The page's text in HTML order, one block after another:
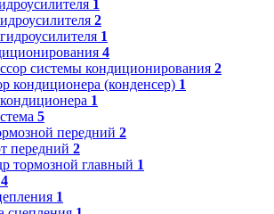
1
2
1
4
системы кондиционирования 2
кондиционера (конденсер) 1
1
5
передний 2
передний 2
тормозной главный 1
4
1